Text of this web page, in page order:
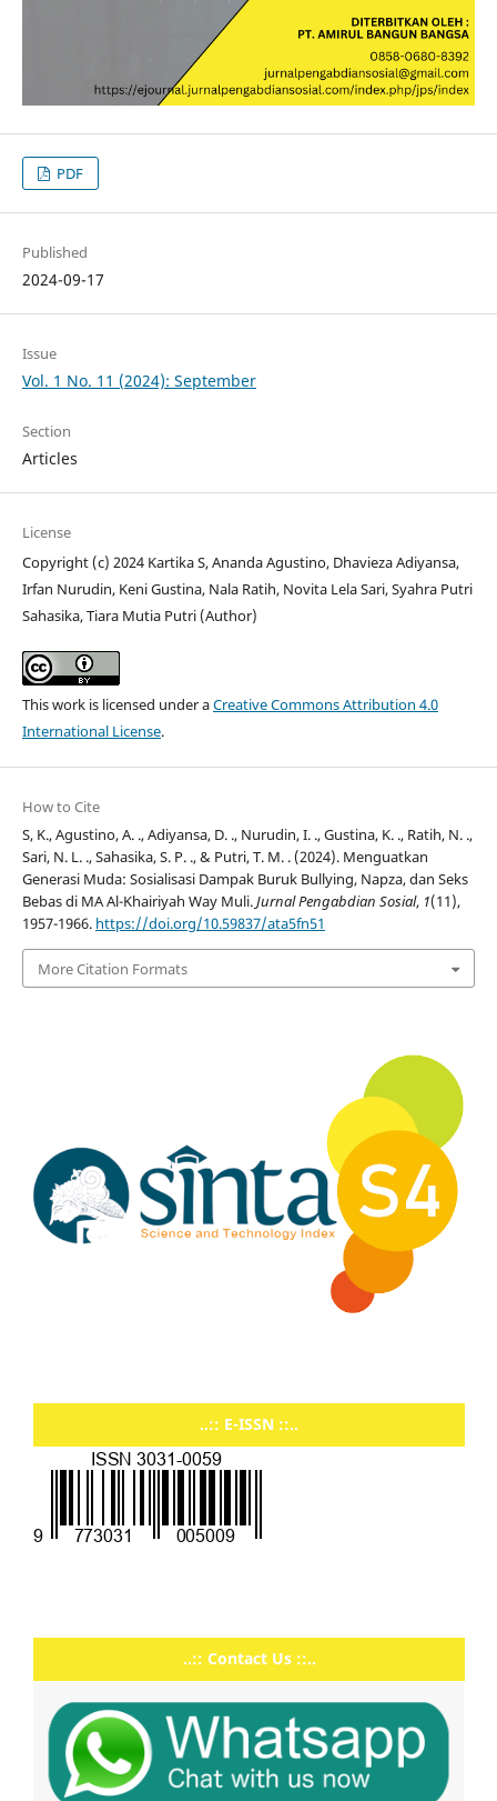
PDF
Published
2024-09-17
Issue
Vol. 1 No. 11 (2024): September
Section
Articles
License
Copyright (c) 2024 Kartika S, Ananda Agustino, Dhavieza Adiyansa,
Irfan Nurudin, Keni Gustina, Nala Ratih, Novita Lela Sari, Syahra Putri
Sahasika, Tiara Mutia Putri (Author)
This work is licensed under aCreative Commons Attribution 4.0
International License.
How to Cite
S, K., Agustino, A. ., Adiyansa, D. ., Nurudin, I. ., Gustina, K. ., Ratih, N. .,
Sari, N. L. ., Sahasika, S. P. ., & Putri, T. M. . (2024). Menguatkan
Generasi Muda: Sosialisasi Dampak Buruk Bullying, Napza, dan Seks
Bebas di MA Al-Khairiyah Way Muli.Jurnal Pengabdian Sosial, 1(11),
1957-1966. https://doi.org/10.59837/ata5fn51
More Citation Formats
..:: E-ISSN ::..
..:: Contact Us ::..